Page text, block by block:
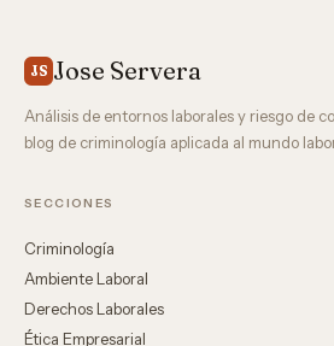
JS Jose Servera
Análisis de entornos laborales y riesgo de
blog de criminología aplicada al mundo
SECCIONES
Criminología
Ambiente Laboral
Derechos Laborales
Ética Empresarial